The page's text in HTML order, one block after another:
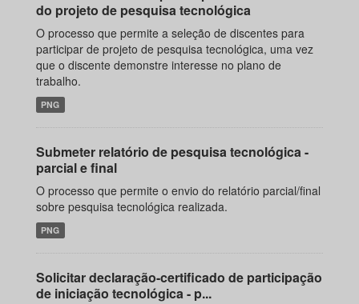
do projeto de pesquisa tecnológica
O processo que permite a seleção de discentes para
participar de projeto de pesquisa tecnológica, uma vez
que o discente demonstre interesse no plano de
trabalho.
PNG
Submeter relatório de pesquisa tecnológica -
parcial e final
O processo que permite o envio do relatório parcial/final
sobre pesquisa tecnológica realizada.
PNG
Solicitar declaração-certificado de participação
de iniciação tecnológica - p...